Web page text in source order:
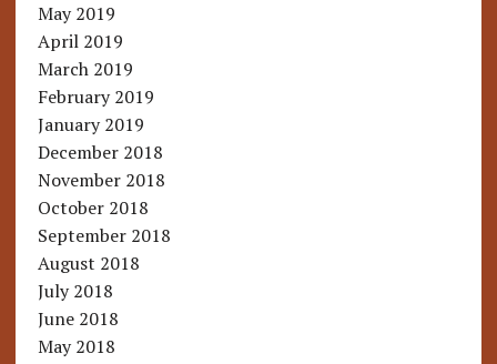
May 2019
April 2019
March 2019
February 2019
January 2019
December 2018
November 2018
October 2018
September 2018
August 2018
July 2018
June 2018
May 2018